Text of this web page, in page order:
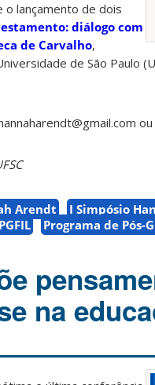
o lançamento de dois
diálogo com
de Carvalho,
de São Paulo
Arendt
I Simpósio
Programa de Pós-
na